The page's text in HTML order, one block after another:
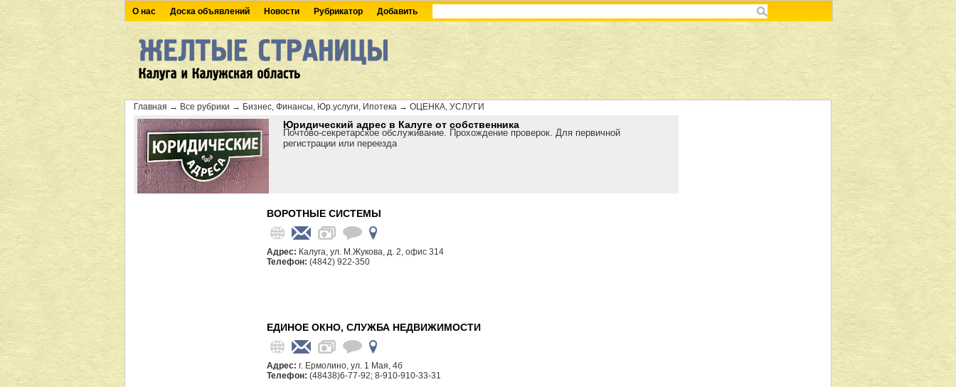
О нас Доска объявлений Новости Рубрикатор Добавить
Главная → Все рубрики → Бизнес, Финансы, Юр.услуги, Ипотека → ОЦЕНКА, УСЛУГИ
Юридический адрес в Калуге от собственника
Почтово-секретарское обслуживание. Прохождение проверок. Для первичной
регистрации или переезда
ВОРОТНЫЕ СИСТЕМЫ
Адрес: Калуга, ул. М.Жукова, д. 2, офис 314
Телефон: (4842) 922-350
ЕДИНОЕ ОКНО, СЛУЖБА НЕДВИЖИМОСТИ
Адрес: г. Ермолино, ул. 1 Мая, 4б
Телефон: (48438)6-77-92; 8-910-910-33-31